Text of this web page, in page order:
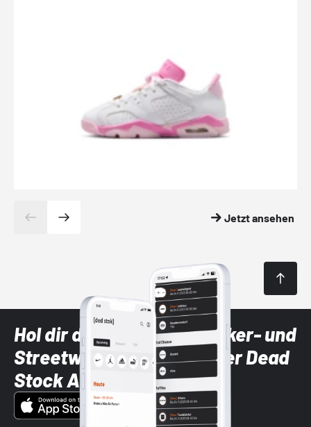
Jetzt ansehen
Hol dir die neuesten Sneaker- und
Streetwear-Brands mit der Dead
Stock App